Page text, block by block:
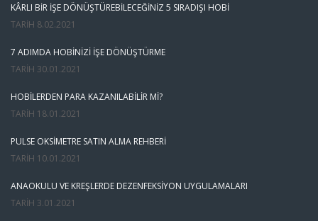
KÂRLI BIR İŞE DÖNÜŞTÜREBILECEĞINIZ 5 SIRADIŞI HOBI
TARIH 8.02.2021
7 ADIMDA HOBINIZI İŞE DÖNÜŞTÜRME
TARIH 30.01.2021
HOBILERDEN PARA KAZANILABILIR MI?
TARIH 18.01.2021
PULSE OKSIMETRE SATIN ALMA REHBERI
TARIH 10.01.2021
ANAOKULU VE KREŞLERDE DEZENFEKSIYON UYGULAMALARI
TARIH 3.01.2021